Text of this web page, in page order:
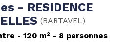
- RESIDENCE
(BARTAVEL)
120 m² 8 personnes